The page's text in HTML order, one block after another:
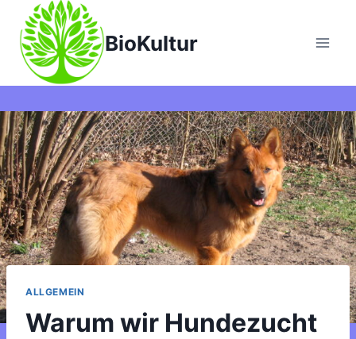
Inhalt
springen
BioKultur
ALLGEMEIN
Warum wir Hundezucht